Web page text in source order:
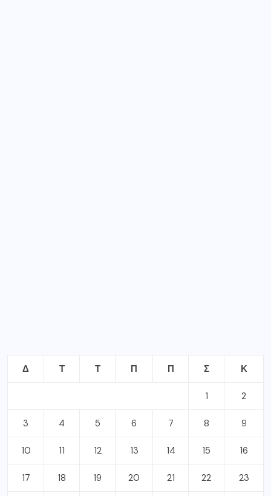
Δ Τ Τ Π Π Σ Κ
1 2
3 4 5 6 7 8 9
10 11 12 13 14 15 16
17 18 19 20 21 22 23